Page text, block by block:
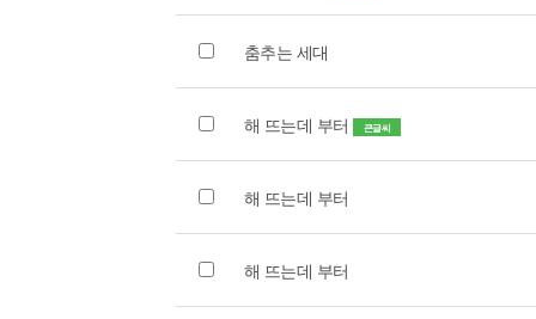
춤추는 세대
해 뜨는데 부터 큰글씨
해 뜨는데 부터
해 뜨는데 부터